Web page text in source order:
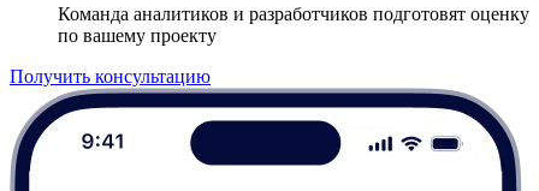
Команда аналитиков и разработчиков подготовят оценку
по вашему проекту
Получить консультацию